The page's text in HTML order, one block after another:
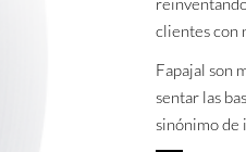
clientes con
Fapajal son
sentar las
sinónimo de